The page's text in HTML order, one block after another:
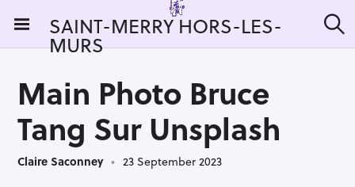
i
SAINT-MERRY HORS-LES-
MURS e
Main Photo Bruce
Tang Sur Unsplash
Claire Saconney 23 September 2023